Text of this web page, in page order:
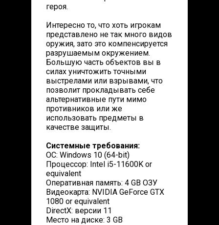
героя.
Интересно то, что хоть игрокам
представлено не так много видов
оружия, зато это компенсируется
разрушаемым окружением.
Большую часть объектов вы в
силах уничтожить точными
выстрелами или взрывами, что
позволит прокладывать себе
альтернативные пути мимо
противников или же
использовать предметы в
качестве защиты.
Системные требования:
ОС: Windows 10 (64-bit)
Процессор: Intel i5-11600K or
equivalent​
Оперативная память: 4 GB ОЗУ
Видеокарта: NVIDIA GeForce GTX
1080 or equivalent
DirectX: версии 11
Место на диске: 3 GB